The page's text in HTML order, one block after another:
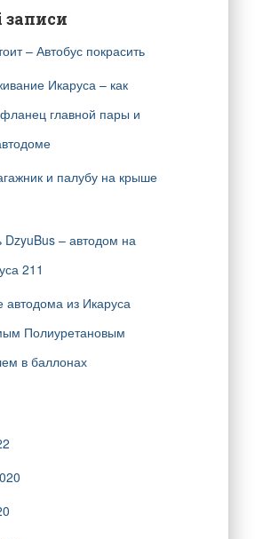
записи
– Автобус покрасить
Икаруса – как
главной пары и
и палубу на крыше
– автодом на
211
автодома из Икаруса
Полиуретановым
в баллонах